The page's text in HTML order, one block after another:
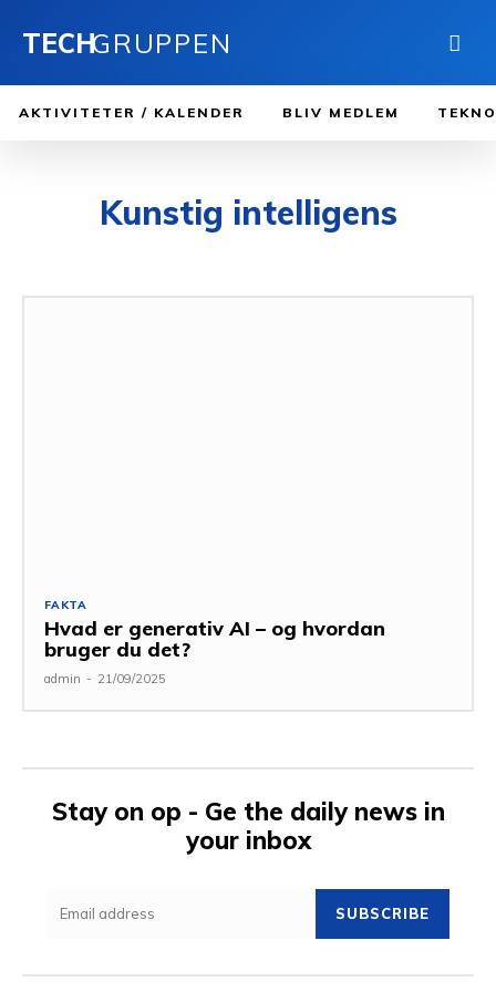
TECHGRUPPEN
AKTIVITETER / KALENDER BLIV MEDLEM
Kunstig intelligens
FAKTA
Hvad er generativ AI – og hvordan
bruger du det?
admin - 21/09/2025
Stay on op - Ge the daily news in
your inbox
SUBSCRIBE